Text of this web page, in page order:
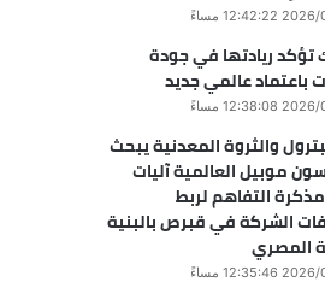
مساءً
ريادتها في جودة
باعتماد عالمي جديد
مساءً
والثروة المعدنية يبحث
موبيل العالمية آليات
التفاهم لربط
الشركة في قبرص بالبنية
المصري
مساءً